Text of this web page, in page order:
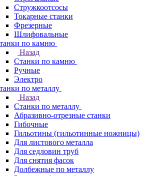
Стружкоотсосы
Токарные станки
Фрезерные
Шлифовальные
по камню
Назад
Станки по камню
Ручные
Электро
по металлу
Назад
Станки по металлу
Абразивно-отрезные станки
Гибочные
Гильотины (гильотинные ножницы)
Для листового металла
Для седловин труб
Для снятия фасок
Долбежные по металлу